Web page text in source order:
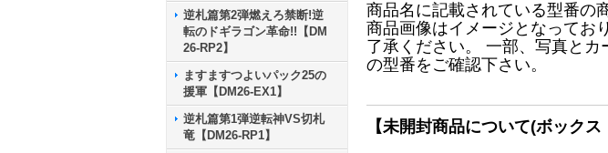
逆札篇第2弾燃えろ禁断!逆
転のドギラゴン革命!!【DM
26-RP2】
ますますつよいパック25の
援軍【DM26-EX1】
逆札篇第1弾逆転神VS切札
竜【DM26-RP1】
商品名に記載されている型番の
商品画像はイメージとなってお
了承ください。 一部、写真と
の型番をご確認下さい。
【未開封商品について(ボック